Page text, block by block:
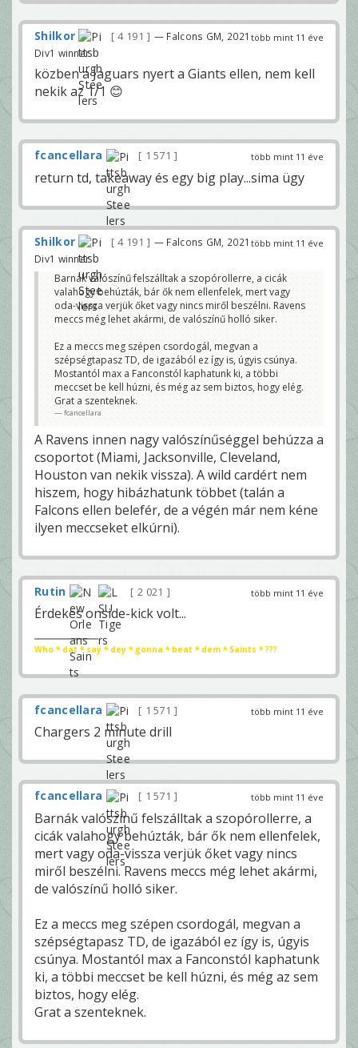
több mint 11 éve
Shilkor 4 191
— Falcons GM, 2021
Div1 winner
közben a Jaguars nyert a Giants ellen, nem kell
nekik az 1/1 😊
több mint 11 éve
fcancellara 1 571
return td, takeaway és egy big play...sima ügy
több mint 11 éve
Shilkor 4 191
— Falcons GM, 2021
Div1 winner
Barnák valószínű felszálltak a szopórollerre, a cicák
valahogy behúzták, bár ők nem ellenfelek, mert vagy
oda-vissza verjük őket vagy nincs miről beszélni. Ravens
meccs még lehet akármi, de valószínű holló siker.
Ez a meccs meg szépen csordogál, megvan a
szépségtapasz TD, de igazából ez így is, úgyis csúnya.
Mostantól max a Fanconstól kaphatunk ki, a többi
meccset be kell húzni, és még az sem biztos, hogy elég.
Grat a szenteknek.
fcancellara
A Ravens innen nagy valószínűséggel behúzza a
csoportot (Miami, Jacksonville, Cleveland,
Houston van nekik vissza). A wild cardért nem
hiszem, hogy hibázhatunk többet (talán a
Falcons ellen belefér, de a végén már nem kéne
ilyen meccseket elkúrni).
több mint 11 éve
Rutin 2 021
Érdekes onside-kick volt...
Who * dat * say * dey * gonna * beat * dem * Saints * ???
több mint 11 éve
fcancellara 1 571
Chargers 2 minute drill
több mint 11 éve
fcancellara 1 571
Barnák valószínű felszálltak a szopórollerre, a
cicák valahogy behúzták, bár ők nem ellenfelek,
mert vagy oda-vissza verjük őket vagy nincs
miről beszélni. Ravens meccs még lehet akármi,
de valószínű holló siker.
Ez a meccs meg szépen csordogál, megvan a
szépségtapasz TD, de igazából ez így is, úgyis
csúnya. Mostantól max a Fanconstól kaphatunk
ki, a többi meccset be kell húzni, és még az sem
biztos, hogy elég.
Grat a szenteknek.